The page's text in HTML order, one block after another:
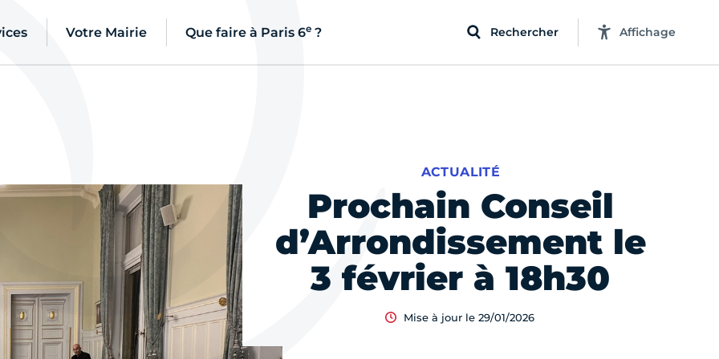
Votre Mairie Que faire à Paris 6e ? Rechercher Affichage
Prochain Conseil
d’Arrondissement le
3 février à 18h30
ACTUALITÉ
Mise à jour le 29/01/2026